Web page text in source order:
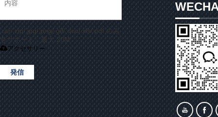
.rar/.zip/.jpg/.png/.gif/.doc/.xls/.pdf のみ
をサポート、最大 20M
アクセサリー
発信